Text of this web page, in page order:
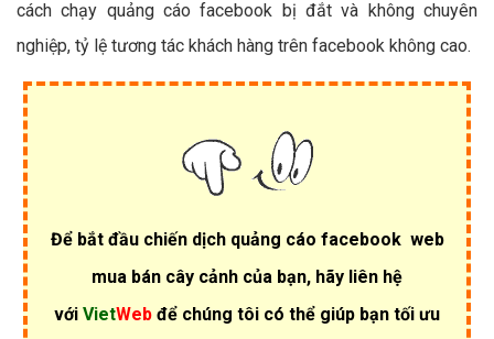
cách chạy quảng cáo facebook bị đắt và không chuyên
nghiệp, tỷ lệ tương tác khách hàng trên facebook không cao.
Để bắt đầu chiến dịch quảng cáo facebook web
mua bán cây cảnh của bạn, hãy liên hệ
với VietWeb để chúng tôi có thể giúp bạn tối ưu